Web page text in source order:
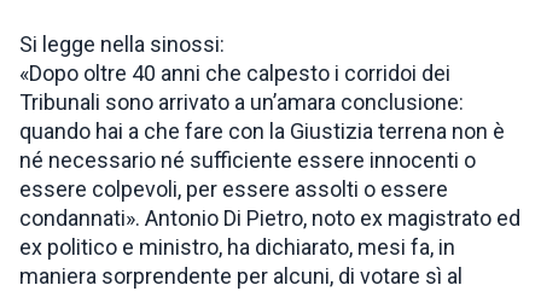
Si legge nella sinossi:
«Dopo oltre 40 anni che calpesto i corridoi dei
Tribunali sono arrivato a un’amara conclusione:
quando hai a che fare con la Giustizia terrena non è
né necessario né sufficiente essere innocenti o
essere colpevoli, per essere assolti o essere
condannati». Antonio Di Pietro, noto ex magistrato ed
ex politico e ministro, ha dichiarato, mesi fa, in
maniera sorprendente per alcuni, di votare sì al